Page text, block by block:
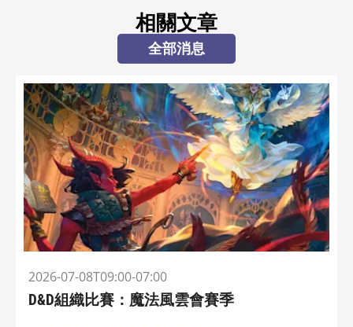
相關文章
全部消息
2026-07-08T09:00-07:00
D&D組織比賽：魔法風雲會賽季